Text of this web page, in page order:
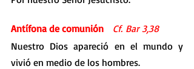
Antífona de comunión
Cf. Bar 3,38
Nuestro Dios apareció en el mundo y
vivió en medio de los hombres.